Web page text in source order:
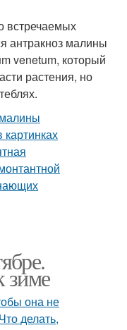
встречаемых
антракноз малины
venetum, который
растения, но
зиме